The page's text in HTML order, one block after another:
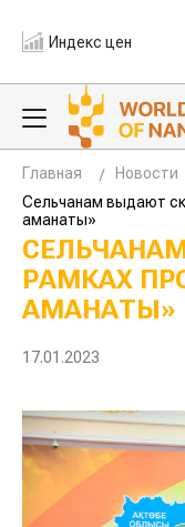
Индекс цен
Главная
Новости
Сельчанам выдают
аманаты»
РАМКАХ
АМАНАТЫ»
17.01.2023